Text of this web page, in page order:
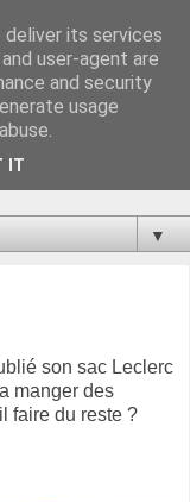
de nous faire
la par des moyens
remplisse nos
▼
son sac Leclerc
manger des
faire du reste ?
its services
user-agent are
and security
usage
IT